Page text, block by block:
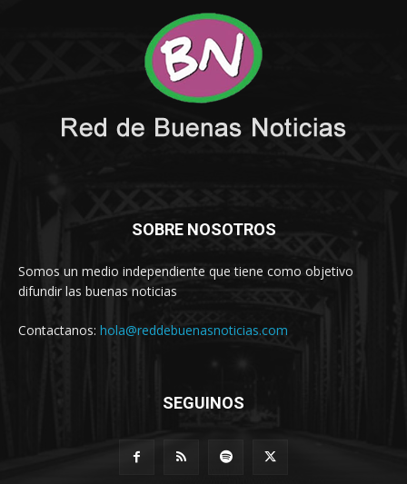
SOBRE NOSOTROS
Somos un medio independiente que tiene como objetivo
difundir las buenas noticias
Contactanos: hola@reddebuenasnoticias.com
SEGUINOS